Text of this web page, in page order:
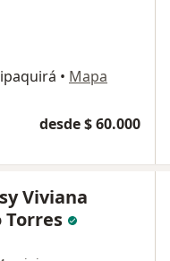
• Mapa
desde $ 60.000
Viviana
Torres